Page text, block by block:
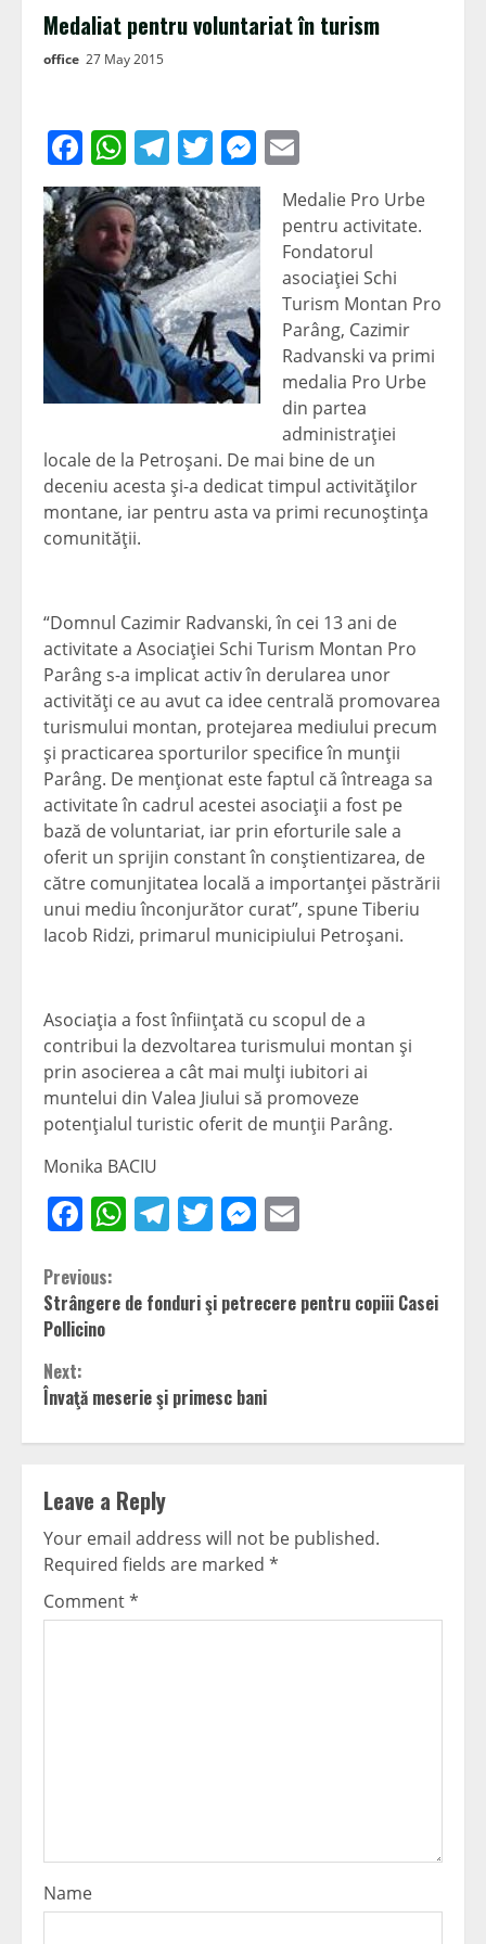
Medaliat pentru voluntariat în turism
office 27 May 2015
Facebook
WhatsApp
Telegram
TwitterMessenger
Medalie Pro Urbe
pentru activitate.
Fondatorul
asociaţiei Schi
Turism Montan Pro
Parâng, Cazimir
Radvanski va primi
medalia Pro Urbe
din partea
administraţiei
locale de la Petroşani. De mai bine de un
deceniu acesta şi-a dedicat timpul activităţilor
montane, iar pentru asta va primi recunoştinţa
comunităţii.
“Domnul Cazimir Radvanski, în cei 13 ani de
activitate a Asociaţiei Schi Turism Montan Pro
Parâng s-a implicat activ în derularea unor
activităţi ce au avut ca idee centrală promovarea
turismului montan, protejarea mediului precum
şi practicarea sporturilor specifice în munţii
Parâng. De menţionat este faptul că întreaga sa
activitate în cadrul acestei asociaţii a fost pe
bază de voluntariat, iar prin eforturile sale a
oferit un sprijin constant în conştientizarea, de
către comunjitatea locală a importanţei păstrării
unui mediu înconjurător curat”, spune Tiberiu
Iacob Ridzi, primarul municipiului Petroşani.
Asociaţia a fost înfiinţată cu scopul de a
contribui la dezvoltarea turismului montan şi
prin asocierea a cât mai mulţi iubitori ai
muntelui din Valea Jiului să promoveze
potenţialul turistic oferit de munţii Parâng.
Monika BACIU
Facebook
WhatsApp
Telegram
TwitterMessenger
Continue
Reading
Previous:
Strângere de fonduri şi petrecere pentru copiii Casei
Pollicino
Next:
Învaţă meserie şi primesc bani
Leave a Reply
Your email address will not be published.
Required fields are marked *
Comment*
Name